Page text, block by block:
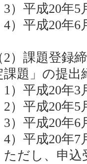
）平成20年5
）平成20年6
2）課題登録
課題」の提出
）平成20年3
）平成20年5
）平成20年6
）平成20年7
だし、申込